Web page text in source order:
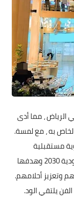
الرياض ، مما أدى
به ، مع لمسة.
مستقبلية
تتماشى تمامًا مع رؤية المملكة العربية السعودية 2030 وهدفها
وتعزيز أحلامهم.
يلتقي الود.